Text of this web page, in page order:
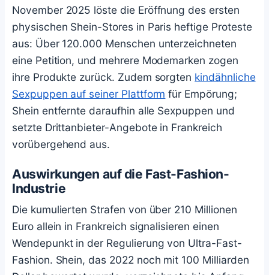
November 2025 löste die Eröffnung des ersten
physischen Shein-Stores in Paris heftige Proteste
aus: Über 120.000 Menschen unterzeichneten
eine Petition, und mehrere Modemarken zogen
ihre Produkte zurück. Zudem sorgten kindähnliche
Sexpuppen auf seiner Plattform für Empörung;
Shein entfernte daraufhin alle Sexpuppen und
setzte Drittanbieter-Angebote in Frankreich
vorübergehend aus.
Auswirkungen auf die Fast-Fashion-
Industrie
Die kumulierten Strafen von über 210 Millionen
Euro allein in Frankreich signalisieren einen
Wendepunkt in der Regulierung von Ultra-Fast-
Fashion. Shein, das 2022 noch mit 100 Milliarden